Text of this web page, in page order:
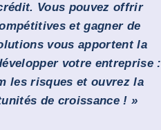
Vous pouvez offrir
et gagner de
vous apportent la
votre entreprise :
les risques et ouvrez la
de croissance ! »